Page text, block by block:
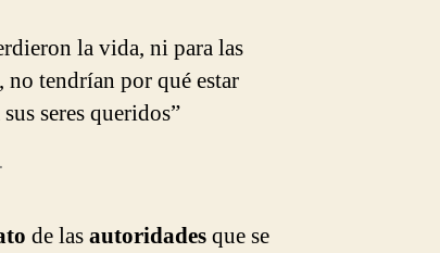
la vida, ni para las
no tendrían por qué estar
seres queridos”
de lasautoridadesque se